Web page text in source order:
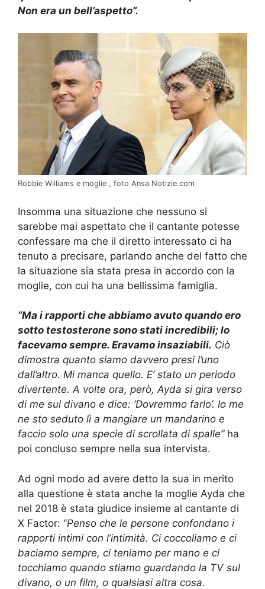
Non era un bell’aspetto”.
Robbie Williams e moglie , foto Ansa Notizie.com
Insomma una situazione che nessuno si
sarebbe mai aspettato che il cantante potesse
confessare ma che il diretto interessato ci ha
tenuto a precisare, parlando anche del fatto che
la situazione sia stata presa in accordo con la
moglie, con cui ha una bellissima famiglia.
“Ma i rapporti che abbiamo avuto quando ero
sotto testosterone sono stati incredibili; lo
facevamo sempre. Eravamo insaziabili. Ciò
dimostra quanto siamo davvero presi l’uno
dall’altro. Mi manca quello. E’ stato un periodo
divertente. A volte ora, però, Ayda si gira verso
di me sul divano e dice: ‘Dovremmo farlo’. Io me
ne sto seduto lì a mangiare un mandarino e
faccio solo una specie di scrollata di spalle”ha
poi concluso sempre nella sua intervista.
Ad ogni modo ad avere detto la sua in merito
alla questione è stata anche la moglie Ayda che
nel 2018 è stata giudice insieme al cantante di
X Factor: “Penso che le persone confondano i
rapporti intimi con l’intimità. Ci coccoliamo e ci
baciamo sempre, ci teniamo per mano e ci
tocchiamo quando stiamo guardando la TV sul
divano, o un film, o qualsiasi altra cosa.